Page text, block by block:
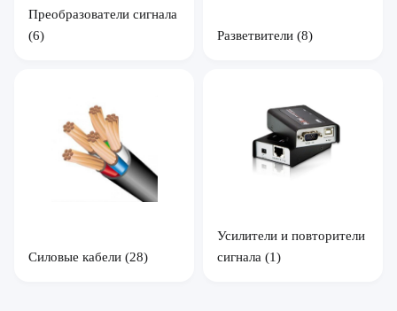
Преобразователи сигнала
(6)
Разветвители (8)
Силовые кабели (28)
Усилители и повторители
сигнала (1)